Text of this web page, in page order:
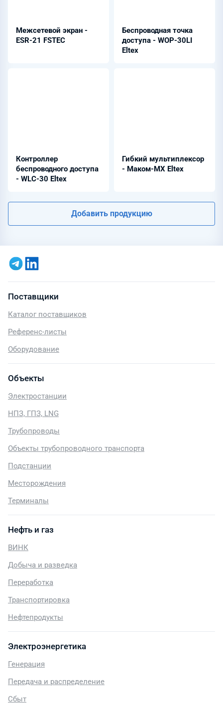
Межсетевой экран -
ESR-21 FSTEC
Беспроводная точка
доступа - WOP-30LI
Eltex
Контроллер
беспроводного доступа
- WLC-30 Eltex
Гибкий мультиплексор
- Маком-МX Eltex
Добавить продукцию
Поставщики
Каталог поставщиков
Референс-листы
Оборудование
Объекты
Электростанции
НПЗ, ГПЗ, LNG
Трубопроводы
Объекты трубопроводного транспорта
Подстанции
Месторождения
Терминалы
Нефть и газ
ВИНК
Добыча и разведка
Переработка
Транспортировка
Нефтепродукты
Электроэнергетика
Генерация
Передача и распределение
Сбыт